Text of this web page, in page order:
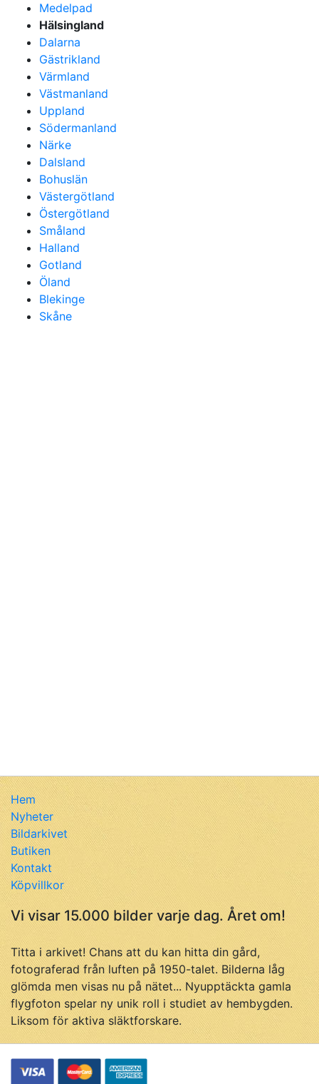
Medelpad
Hälsingland
Dalarna
Gästrikland
Värmland
Västmanland
Uppland
Södermanland
Närke
Dalsland
Bohuslän
Västergötland
Östergötland
Småland
Halland
Gotland
Öland
Blekinge
Skåne
Hem
Nyheter
Bildarkivet
Butiken
Kontakt
Köpvillkor
Vi visar 15.000 bilder varje dag. Året om!
Titta i arkivet! Chans att du kan hitta din gård,
fotograferad från luften på 1950-talet. Bilderna låg
glömda men visas nu på nätet... Nyupptäckta gamla
flygfoton spelar ny unik roll i studiet av hembygden.
Liksom för aktiva släktforskare.